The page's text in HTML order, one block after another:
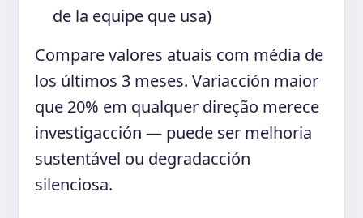
de la equipe que usa)
Compare valores atuais com média de
los últimos 3 meses. Variacción maior
que 20% em qualquer direção merece
investigacción — puede ser melhoria
sustentável ou degradacción
silenciosa.